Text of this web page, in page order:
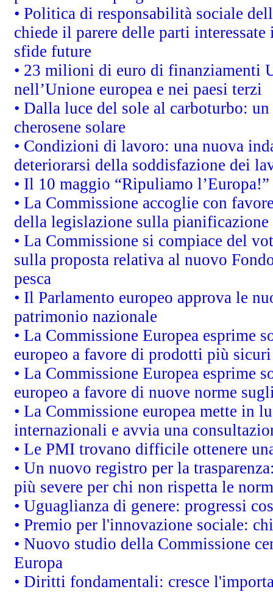
• Politica di responsabilità sociale
chiede il parere delle parti
sfide future
• 23 milioni di euro di finanziamenti
nell’Unione europea e nei paesi terzi
• Dalla luce del sole al carboturbo:
cherosene solare
• Condizioni di lavoro: una nuova
deteriorarsi della soddisfazione dei
• Il 10 maggio “Ripuliamo l’Europa!”
• La Commissione accoglie con
della legislazione sulla
• La Commissione si compiace del
sulla proposta relativa al nuovo
pesca
• Il Parlamento europeo approva le
patrimonio nazionale
• La Commissione Europea esprime
europeo a favore di prodotti più
• La Commissione Europea esprime
europeo a favore di nuove norme
• La Commissione europea mette in
internazionali e avvia una
• Le PMI trovano difficile ottenere
• Un nuovo registro per la
più severe per chi non rispetta le
• Uguaglianza di genere: progressi
• Premio per l'innovazione sociale:
• Nuovo studio della Commissione
Europa
• Diritti fondamentali: cresce